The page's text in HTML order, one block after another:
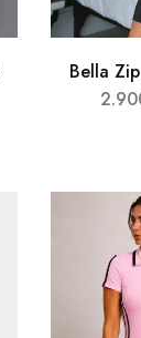
Bella